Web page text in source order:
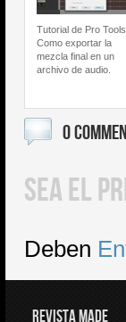
Tutorial de Pro
Como exportar la
mezcla final en un
archivo de audio.
0
SEA EL
Deben
REVISTA MADE